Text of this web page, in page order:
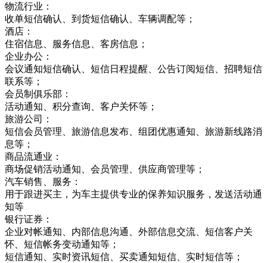
物流行业：
收单短信确认、到货短信确认、车辆调配等；
酒店：
住宿信息、服务信息、客房信息；
企业办公：
会议通知短信确认、短信日程提醒、公告订阅短信、招聘短信
联系等；
会员制俱乐部：
活动通知、积分查询、客户关怀等；
旅游公司：
短信会员管理、旅游信息发布、组团优惠通知、旅游新线路消
息等；
商品流通业：
商场促销活动通知、会员管理、供应商管理等；
汽车销售、服务：
用于跟进买主，为车主提供专业的保养知识服务，发送活动通
知等
银行证券：
企业对帐通知、内部信息沟通、外部信息交流、短信客户关
怀、短信帐务变动通知等；
短信通知、实时资讯短信、买卖通知短信、实时短信等；